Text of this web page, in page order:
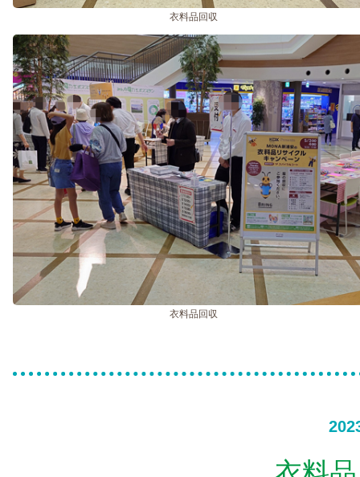
衣料品回収
衣料品回収